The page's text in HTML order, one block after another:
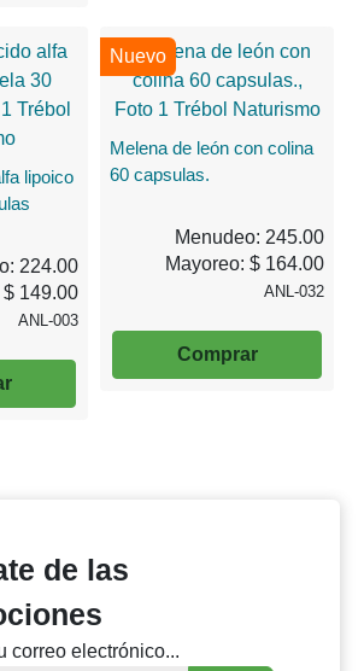
lipoico
224.00
$ 149.00
ANL-003
Nuevo
Melena de león con colina
60 capsulas.
Menudeo: 245.00
Mayoreo: $ 164.00
ANL-032
Comprar
de las
correo electrónico...